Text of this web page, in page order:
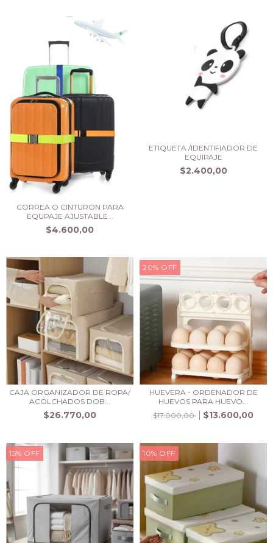
CORREA O CINTURON PARA
EQUPAJE AJUSTABLE...
$4.600,00
ETIQUETA /IDENTIFIADOR DE
EQUIPAJE
$2.400,00
CAJA ORGANIZADOR DE ROPA/
ACOLCHADOS DOB...
$26.770,00
20% OFF
HUEVERA - ORDENADOR DE
HUEVOS PARA HUEVO...
$17.000,00
$13.600,00
15% OFF 10% OFF